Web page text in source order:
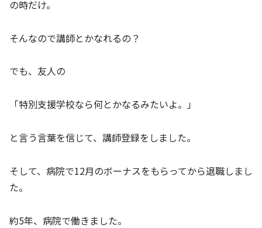
の時だけ。
そんなので講師とかなれるの？
でも、友人の
「特別支援学校なら何とかなるみたいよ。」
と言う言葉を信じて、講師登録をしました。
そして、病院で12月のボーナスをもらってから退職しまし
た。
約5年、病院で働きました。